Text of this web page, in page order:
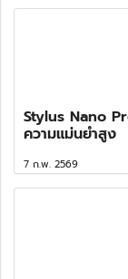
Stylus Nano
ความแม่นยำสูง
7 ก.พ. 2569